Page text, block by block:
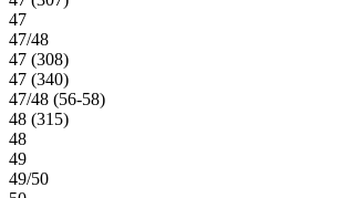
47
47/48
47 (308)
47 (340)
47/48 (56-58)
48 (315)
48
49
49/50